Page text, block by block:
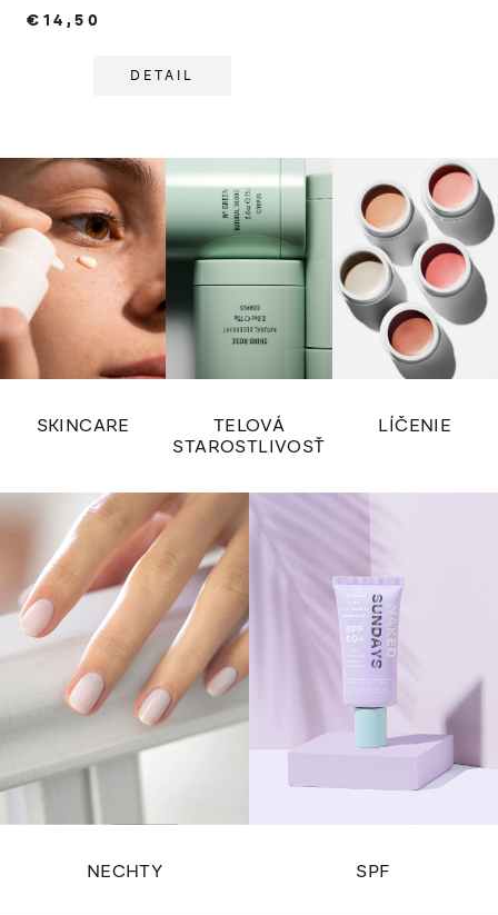
€14,50
DETAIL
SKINCARE
TELOVÁ
STAROSTLIVOSŤ
LÍČENIE
NECHTY SPF